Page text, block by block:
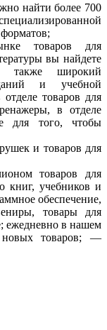
найти более 700
товаров для
вы найдете
также широкий
и учебной
товаров для
в отделе
для того, чтобы
и товаров для
товаров для
книг, учебников и
обеспечение,
товары для
ежедневно в нашем
новых товаров; —